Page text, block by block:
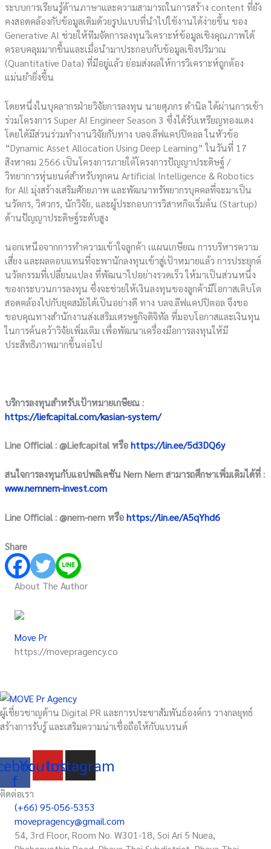
ระบบการเรียนรู้ด้านภาษาและความสามารถในการสร้าง content ที่ยัง
คงสอดคล้องกับข้อมูลเดิมด้วยรูปแบบที่นำไปใช้งานได้ง่ายขึ้น ของ
Generative AI ช่วยให้ทีมจัดการลงทุนวิเคราะห์ข้อมูลเชิงคุณภาพได้
ครอบคลุมมากขึ้นและเมื่อนำมาประกอบกับข้อมูลเชิงปริมาณ
(Quantitative Data) ที่มีอยู่แล้ว ย่อมส่งผลให้การวิเคราะห์ถูกต้อง
แม่นยำยิ่งขึ้น
โดยหนึ่งในบุคลากรฝ่ายวิจัยการลงทุน นายศุภกร ดำนิล ได้ผ่านการเข้า
ร่วมโครงการ Super AI Engineer Season 3 ซึ่งได้รับเหรียญทองแดง
โดยได้มีส่วนร่วมทำงานวิจัยกับทาง บลจ.ลีฟแคปปิตอล ในหัวข้อ
“Dynamic Asset Allocation Using Deep Learning” ในวันที่ 17
สิงหาคม 2566 เป็นโครงการภายใต้โครงการปัญญาประดิษฐ์ /
วิทยาการหุ่นยนต์สำหรับทุกคน Artificial Intelligence & Robotics
for All มุ่งสร้างเสริมศักยภาพ และพัฒนาทรัพยากรบุคคลที่จะมาเป็น
นวัตกร, วิศวกร, นักวิจัย, และผู้ประกอบการวิสาหกิจเริ่มต้น (Startup)
ด้านปัญญาประดิษฐ์ระดับสูง
นอกเหนือจากการทำความเข้าใจลูกค้า เแผนเกษียณ การบริหารความ
เสี่ยง และผลตอบแทนที่จะพานักลงทุนเข้าสู่เป้าหมายแล้ว การประยุกต์
นวัตกรรมที่เปลี่ยนแปลง ที่พัฒนาไปอย่างรวดเร็ว ให้มาเป็นส่วนหนึ่ง
ของกระบวนการลงทุน ซึ่งจะช่วยให้เงินลงทุนของลูกค้ามีโอกาสเติบโต
สอดคล้องไปกับยุคสมัยได้เป็นอย่างดี ทาง บลจ.ลีฟแคปปิตอล จึงขอ
ขอบคุณทางสำนักงานส่งเสริมเศรษฐกิจดิจิทัล ที่มอบโอกาสและเงินทุน
ในการค้นคว้าวิจัยเพิ่มเติม เพื่อพัฒนาเครื่องมือการลงทุนให้มี
ประสิทธิภาพมากขึ้นต่อไป
บริการลงทุนสำหรับเป้าหมายเกษียณ :
https://liefcapital.com/kasian-system/
Line Official : @Liefcapital หรือhttps://lin.ee/5d3DQ6y
สนใจการลงทุนกับแอปพลิเคชัน Nern Nern สามารถศึกษาเพิ่มเติมได้ที่ :
www.nernnern-invest.com
Line Official : @nern-nern หรือhttps://lin.ee/A5qYhd6
Share
About The Author
Move Pr
https://movepragency.co
ผู้เชี่ยวชาญด้าน Digital PR และการประชาสัมพันธ์องค์กร วางกลยุทธ์
สร้างการรับรู้ และเสริมความน่าเชื่อถือให้กับแบรนด์
f
Youtube
Instagram
ติดต่อเรา
(+66) 95-056-5353
movepragency@gmail.com
54, 3rd Floor, Room No. W301-18, Soi Ari 5 Nuea,